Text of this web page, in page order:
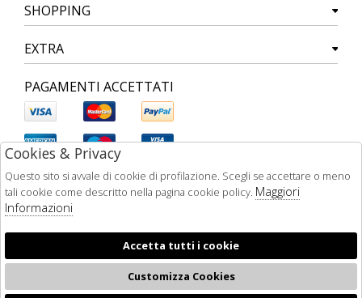
SHOPPING
EXTRA
PAGAMENTI ACCETTATI
Cookies & Privacy
Questo sito si avvale di cookie di profilazione. Scegli se accettare o meno
tali cookie come descritto nella pagina cookie policy. Maggiori
Informazioni
Accetta tutti i cookie
Customizza Cookies